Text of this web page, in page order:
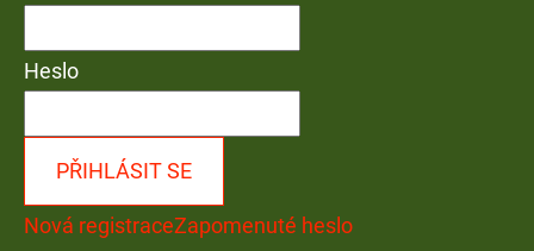
Heslo
PŘIHLÁSIT SE
Nová registraceZapomenuté heslo